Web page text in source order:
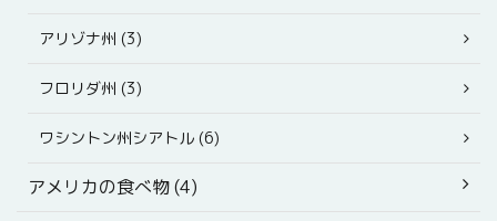
アリゾナ州 (3)
フロリダ州 (3)
ワシントン州シアトル (6)
アメリカの食べ物 (4)